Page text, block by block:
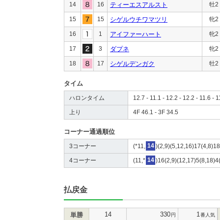
14 16 ティーエスアルスト 牡2
15 15 シゲルウチワマツリ 牝2
16 1 アイファーハート 牝2
17 3 ダプネ 牝2
18 17 シゲルデンガク 牡2
タイム
ハロンタイム 12.7 - 11.1 - 12.2 - 12.2 - 11.6 -
上り 4F 46.1 - 3F 34.5
コーナー通過順位
3コーナー (*11, 14
4コーナー (11,* 14
払戻金
単勝 14 330円 1 番人気